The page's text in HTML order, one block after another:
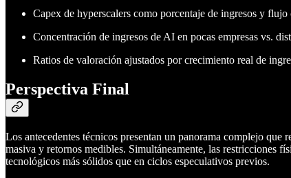
Capex de hyperscalers como porcentaje de ingresos y
Concentración de ingresos de AI en pocas empresas vs.
Ratios de valoración ajustados por crecimiento real de
Perspectiva Final
Los antecedentes técnicos presentan un panorama complejo
masiva y retornos medibles. Simultáneamente, las restricciones
tecnológicos más sólidos que en ciclos especulativos previos.